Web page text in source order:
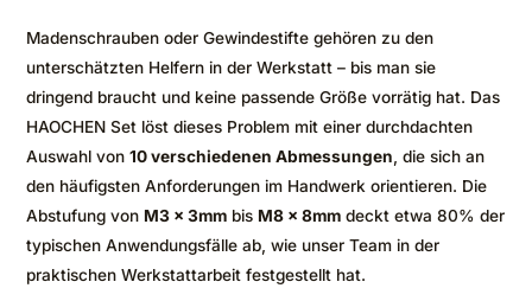
Madenschrauben oder Gewindestifte gehören zu den
unterschätzten Helfern in der Werkstatt – bis man sie
dringend braucht und keine passende Größe vorrätig hat. Das
HAOCHEN Set löst dieses Problem mit einer durchdachten
Auswahl von 10 verschiedenen Abmessungen , die sich an
den häufigsten Anforderungen im Handwerk orientieren. Die
Abstufung von M3 x 3mm bis M8 x 8mm deckt etwa 80% der
typischen Anwendungsfälle ab, wie unser Team in der
praktischen Werkstattarbeit festgestellt hat.